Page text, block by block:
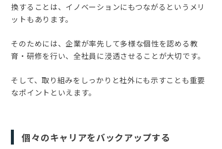
換することは、イノベーションにもつながるというメリ
ットもあります。
そのためには、企業が率先して多様な個性を認める教
育・研修を行い、全社員に浸透させることが大切です。
そして、取り組みをしっかりと社外にも示すことも重要
なポイントといえます。
個々のキャリアをバックアップする